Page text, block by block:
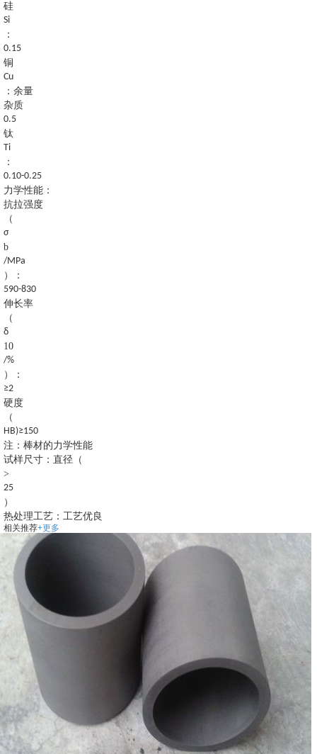
硅
Si
：
0.15
铜
Cu
：余量
杂质
0.5
钛
Ti
：
0.10-0.25
力学性能：
抗拉强度
（
σ
b
/MPa
）：
590-830
伸长率
（
δ
10
/%
）：
≥2
硬度
（
HB)≥150
注：棒材的力学性能
试样尺寸：直径（
>
25
）
热处理工艺：工艺优良
相关推荐+更多